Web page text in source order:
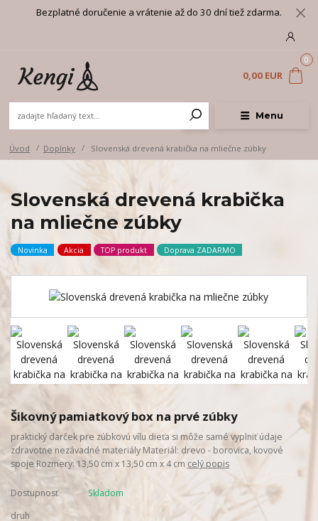
Bezplatné doručenie a vrátenie až do 30 dní tiež zdarma.
Menu
0
0,00 EUR
Úvod Doplnky Slovenská drevená krabička na mliečne zúbky
Slovenská drevená krabička
na mliečne zúbky
Novinka Akcia TOP produkt Doprava ZADARMO
Šikovný pamiatkový box na prvé zúbky
praktický darček pre zúbkovú vílu dieťa si môže samé vyplniť údaje
zdravotne nezávadné materiály Materiál: drevo - borovica, kovové
spoje Rozmery: 13,50 cm x 13,50 cm x 4 cm celý popis
Dostupnosť
Skladom
druh